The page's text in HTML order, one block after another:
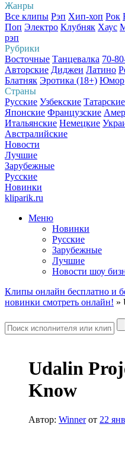
Жанры
Все клипы Рэп Хип-хоп Рок
Поп Электро Клубняк Хаус
рэп
Рубрики
Восточные Танцевалка 70-
Авторские Диджеи Латино
Блатняк Эротика (18+) Юмор
Страны
Русские Узбекские Татарские
Японские Французские
Итальянские Немецкие
Австралийские
Новости
Лучшие
Зарубежные
Русские
Новинки
kliparik.ru
Меню
Новинки
Русские
Зарубежные
Лучшие
Новости шоу
Клипы онлайн бесплатно и
новинки смотреть онлайн! »
Udalin
Know
Автор: Winnerот 22